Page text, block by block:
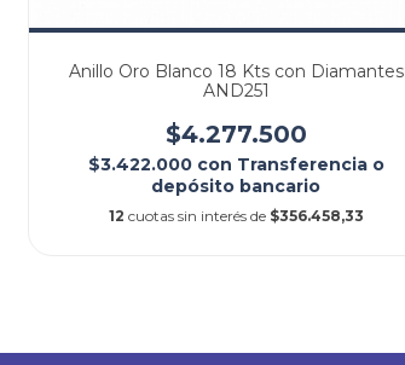
Anillo Oro Blanco 18 Kts con Diamantes
AND251
$4.277.500
$3.422.000 con Transferencia o
depósito bancario
12 cuotas sin interés de $356.458,33